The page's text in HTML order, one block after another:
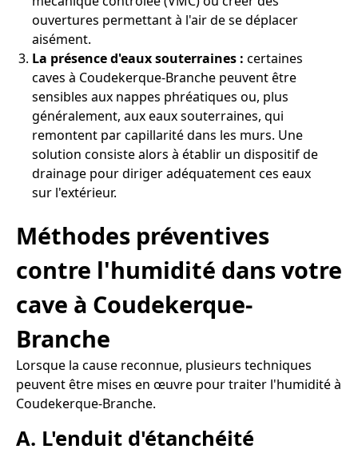
ouvertures permettant à l'air de se déplacer
aisément.
La présence d'eaux souterraines : certaines
caves à Coudekerque-Branche peuvent être
sensibles aux nappes phréatiques ou, plus
généralement, aux eaux souterraines, qui
remontent par capillarité dans les murs. Une
solution consiste alors à établir un dispositif de
drainage pour diriger adéquatement ces eaux
sur l'extérieur.
Méthodes préventives
contre l'humidité dans votre
cave à Coudekerque-
Branche
Lorsque la cause reconnue, plusieurs techniques
peuvent être mises en œuvre pour traiter l'humidité à
Coudekerque-Branche.
A. L'enduit d'étanchéité